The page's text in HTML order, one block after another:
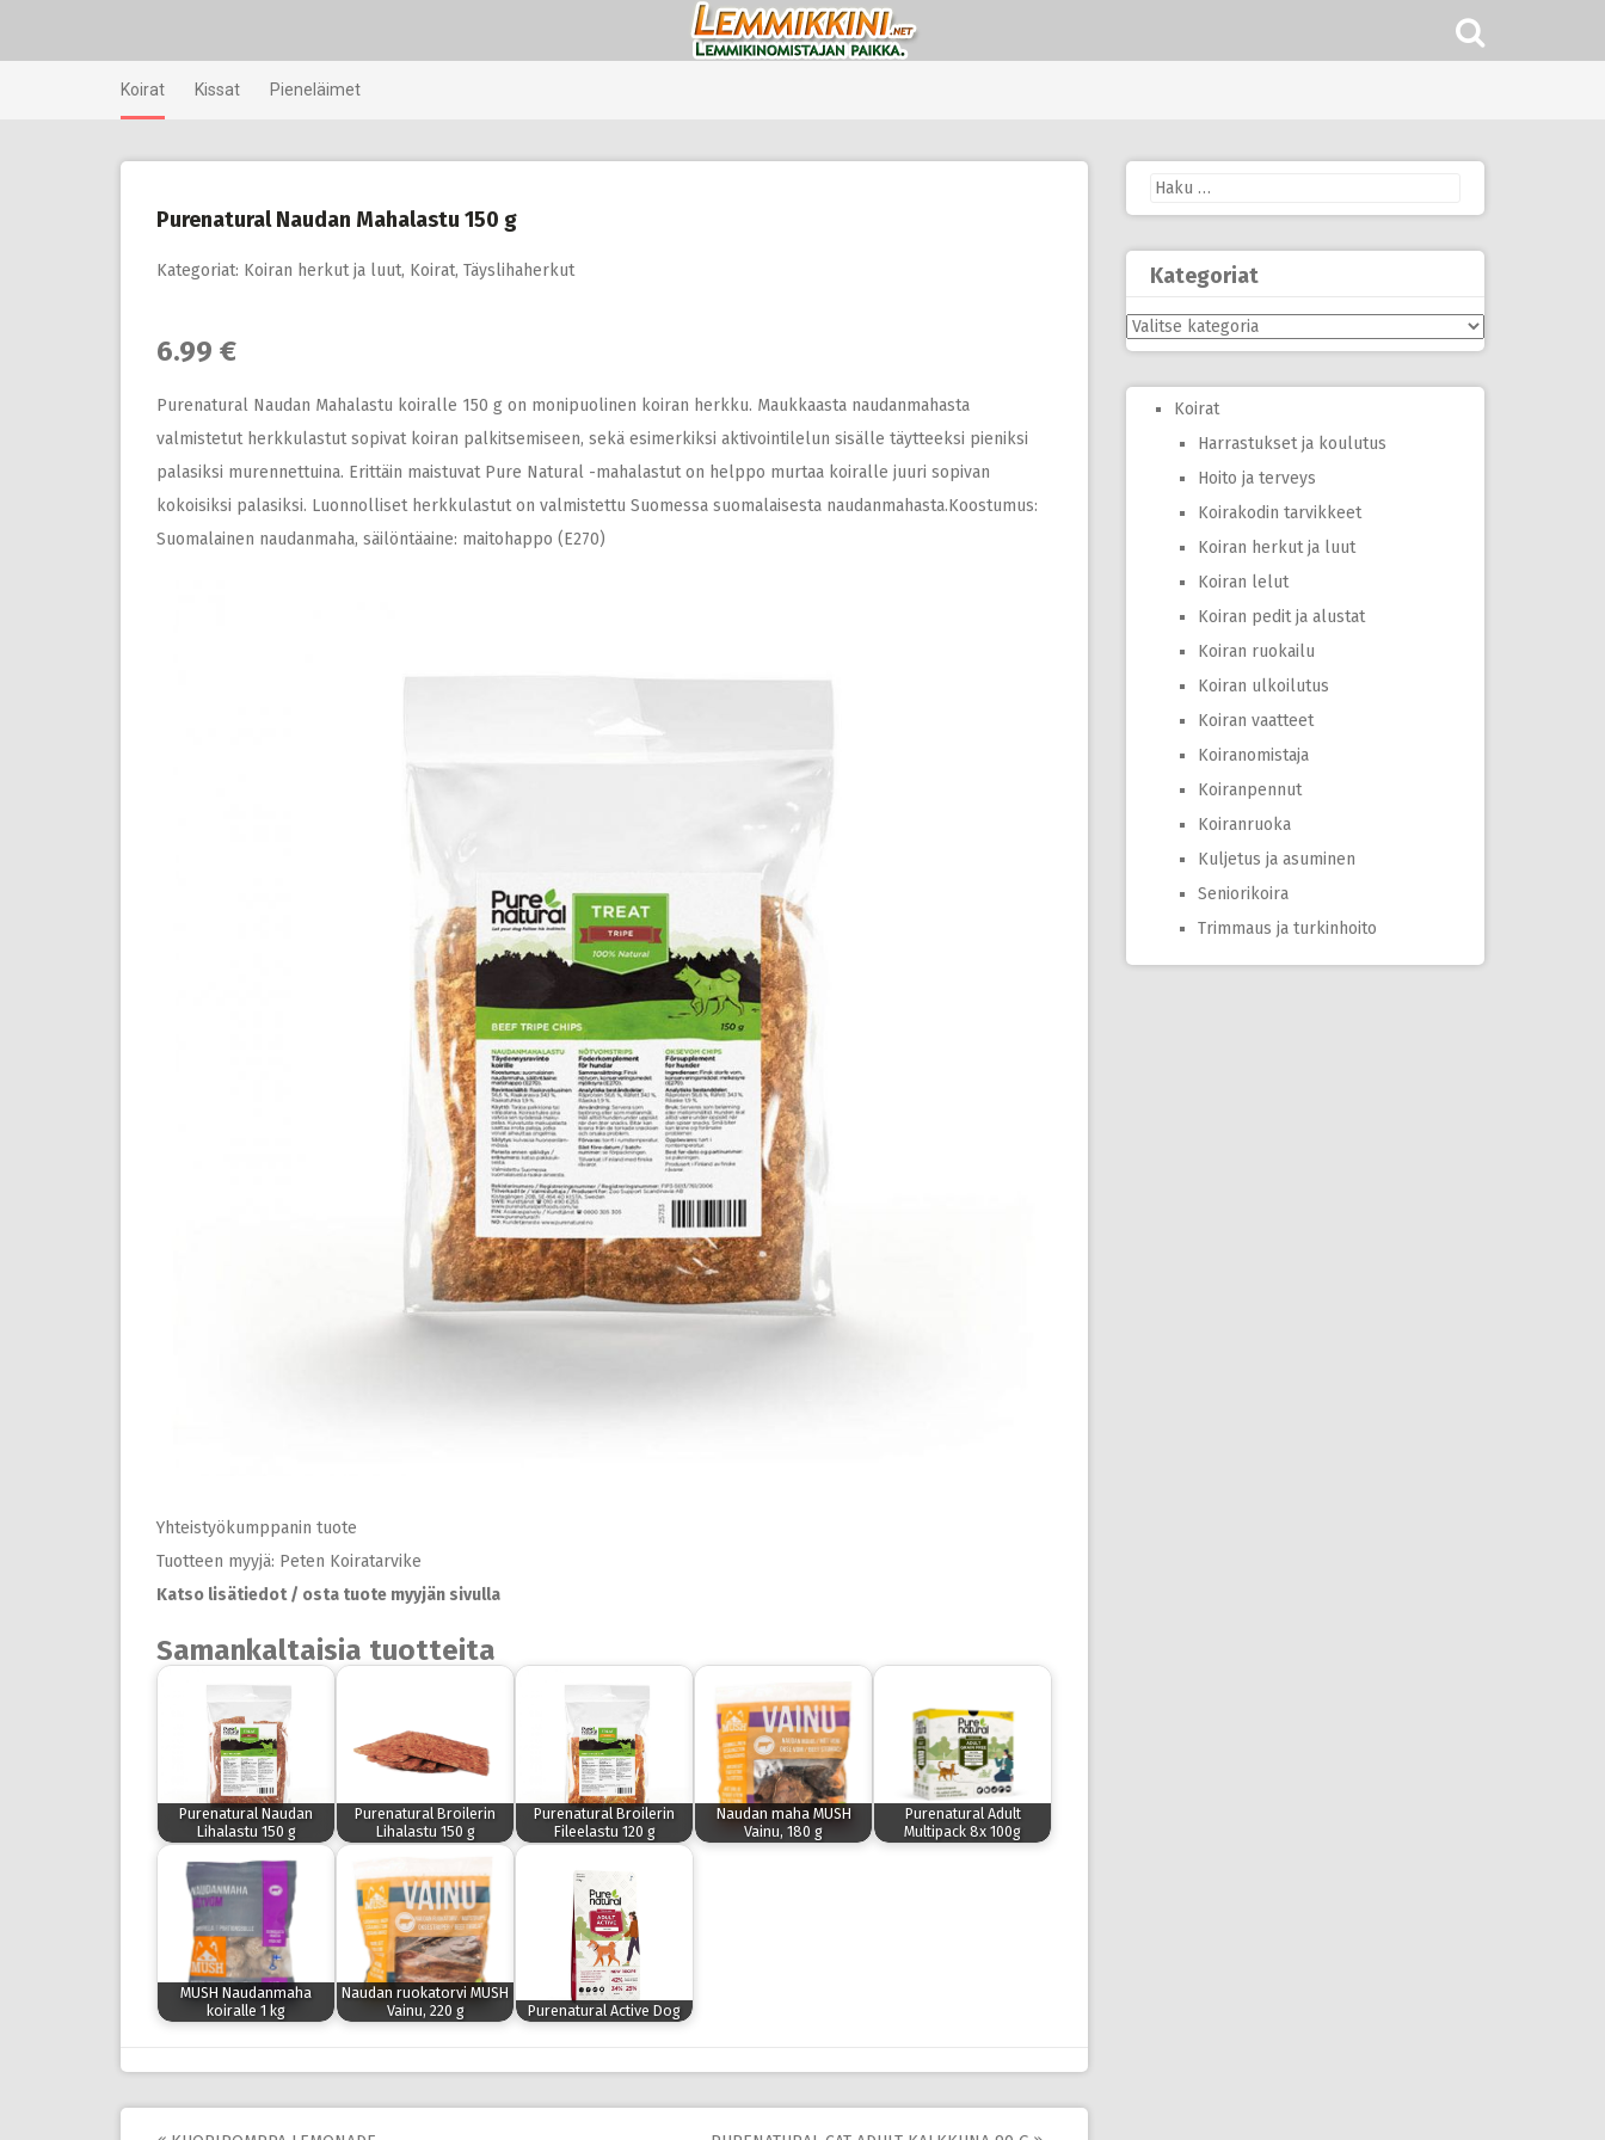
Koirat Kissat Pieneläimet
Purenatural Naudan Mahalastu 150 g
Kategoriat: Koiran herkut ja luut, Koirat, Täyslihaherkut
6.99 €
Purenatural Naudan Mahalastu koiralle 150 g on monipuolinen koiran herkku. Maukkaasta naudanmahasta
valmistetut herkkulastut sopivat koiran palkitsemiseen, sekä esimerkiksi aktivointilelun sisälle täytteeksi pieniksi
palasiksi murennettuina. Erittäin maistuvat Pure Natural -mahalastut on helppo murtaa koiralle juuri sopivan
kokoisiksi palasiksi. Luonnolliset herkkulastut on valmistettu Suomessa suomalaisesta naudanmahasta.Koostumus:
Suomalainen naudanmaha, säilöntäaine: maitohappo (E270)
Yhteistyökumppanin tuote
Tuotteen myyjä: Peten Koiratarvike
Katso lisätiedot / osta tuote myyjän sivulla
Samankaltaisia tuotteita
Purenatural Naudan
Lihalastu 150 g
Purenatural Broilerin
Lihalastu 150 g
Purenatural Broilerin
Fileelastu 120 g
Naudan maha MUSH
Vainu, 180 g
Purenatural Adult
Multipack 8x 100g
MUSH Naudanmaha
koiralle 1 kg
Naudan ruokatorvi MUSH
Vainu, 220 g
Purenatural Active Dog
Haku:
Kategoriat
Kategoriat
Koirat
Harrastukset ja koulutus
Hoito ja terveys
Koirakodin tarvikkeet
Koiran herkut ja luut
Koiran lelut
Koiran pedit ja alustat
Koiran ruokailu
Koiran ulkoilutus
Koiran vaatteet
Koiranomistaja
Koiranpennut
Koiranruoka
Kuljetus ja asuminen
Seniorikoira
Trimmaus ja turkinhoito